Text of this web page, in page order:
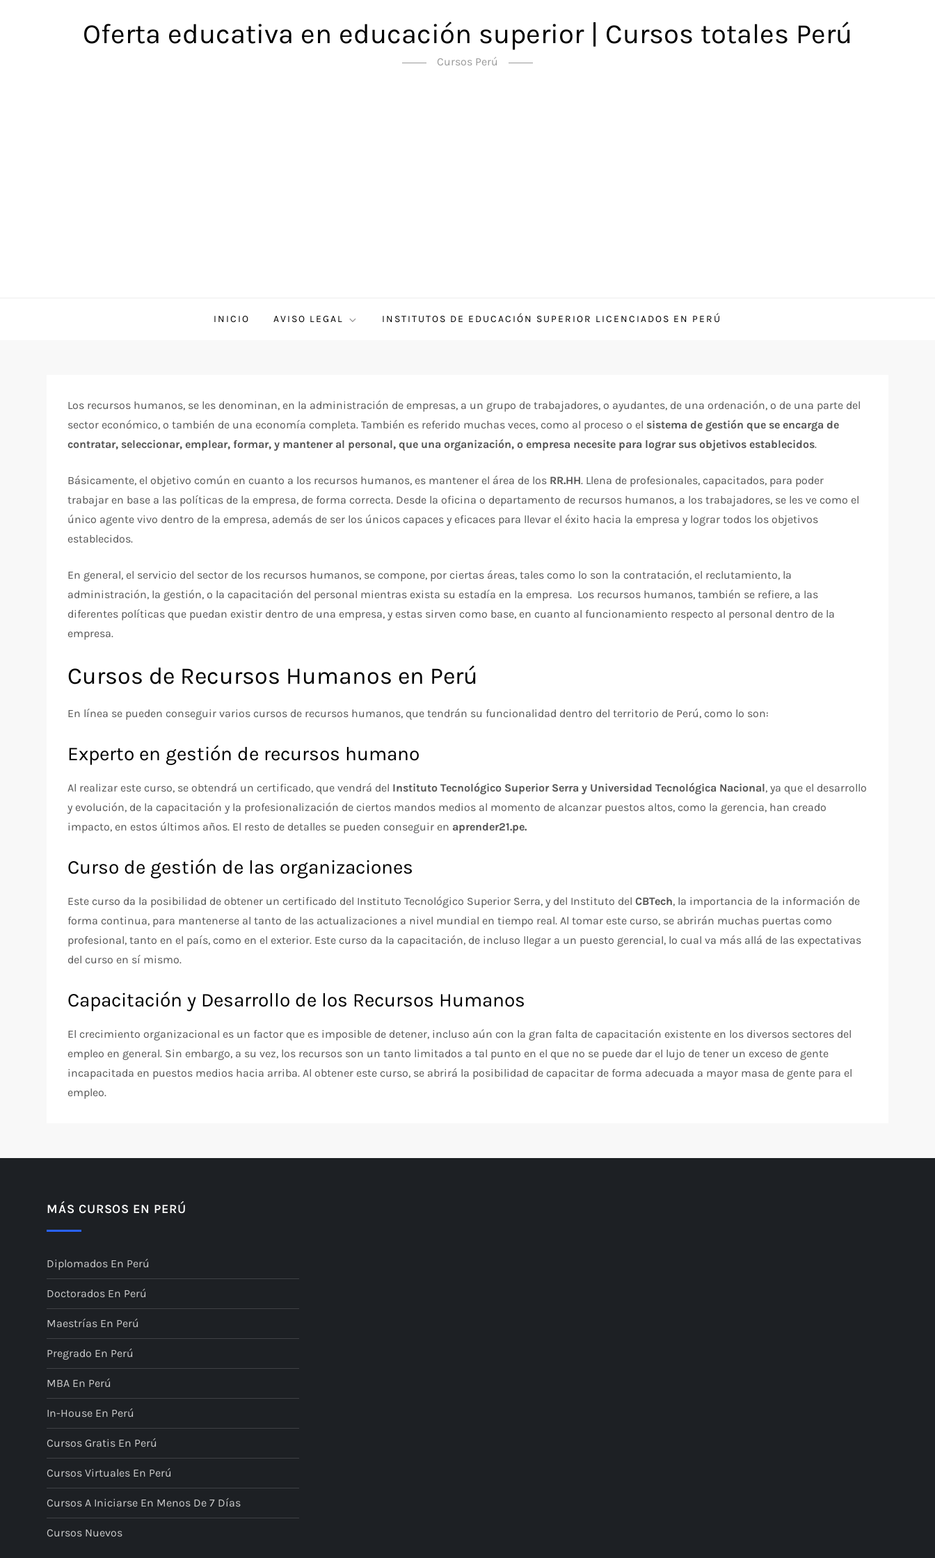
Oferta educativa en educación superior | Cursos totales Perú
Cursos Perú
INICIO AVISO LEGAL INSTITUTOS DE EDUCACIÓN SUPERIOR LICENCIADOS EN PERÚ
Los recursos humanos, se les denominan, en la administración de empresas, a un grupo de trabajadores, o ayudantes, de una ordenación, o de una parte del
sector económico, o también de una economía completa. También es referido muchas veces, como al proceso o el sistema de gestión que se encarga de
contratar, seleccionar, emplear, formar, y mantener al personal, que una organización, o empresa necesite para lograr sus objetivos establecidos.
Básicamente, el objetivo común en cuanto a los recursos humanos, es mantener el área de los RR.HH. Llena de profesionales, capacitados, para poder
trabajar en base a las políticas de la empresa, de forma correcta. Desde la oficina o departamento de recursos humanos, a los trabajadores, se les ve como el
único agente vivo dentro de la empresa, además de ser los únicos capaces y eficaces para llevar el éxito hacia la empresa y lograr todos los objetivos
establecidos.
En general, el servicio del sector de los recursos humanos, se compone, por ciertas áreas, tales como lo son la contratación, el reclutamiento, la
administración, la gestión, o la capacitación del personal mientras exista su estadía en la empresa. Los recursos humanos, también se refiere, a las
diferentes políticas que puedan existir dentro de una empresa, y estas sirven como base, en cuanto al funcionamiento respecto al personal dentro de la
empresa.
Cursos de Recursos Humanos en Perú
En línea se pueden conseguir varios cursos de recursos humanos, que tendrán su funcionalidad dentro del territorio de Perú, como lo son:
Experto en gestión de recursos humano
Al realizar este curso, se obtendrá un certificado, que vendrá del Instituto Tecnológico Superior Serra y Universidad Tecnológica Nacional, ya que el desarrollo
y evolución, de la capacitación y la profesionalización de ciertos mandos medios al momento de alcanzar puestos altos, como la gerencia, han creado
impacto, en estos últimos años. El resto de detalles se pueden conseguir en aprender21.pe.
Curso de gestión de las organizaciones
Este curso da la posibilidad de obtener un certificado del Instituto Tecnológico Superior Serra, y del Instituto delCBTech, la importancia de la información de
forma continua, para mantenerse al tanto de las actualizaciones a nivel mundial en tiempo real. Al tomar este curso, se abrirán muchas puertas como
profesional, tanto en el país, como en el exterior. Este curso da la capacitación, de incluso llegar a un puesto gerencial, lo cual va más allá de las expectativas
del curso en sí mismo.
Capacitación y Desarrollo de los Recursos Humanos
El crecimiento organizacional es un factor que es imposible de detener, incluso aún con la gran falta de capacitación existente en los diversos sectores del
empleo en general. Sin embargo, a su vez, los recursos son un tanto limitados a tal punto en el que no se puede dar el lujo de tener un exceso de gente
incapacitada en puestos medios hacia arriba. Al obtener este curso, se abrirá la posibilidad de capacitar de forma adecuada a mayor masa de gente para el
empleo.
MÁS CURSOS EN PERÚ
Diplomados En Perú
Doctorados En Perú
Maestrías En Perú
Pregrado En Perú
MBA En Perú
In-House En Perú
Cursos Gratis En Perú
Cursos Virtuales En Perú
Cursos A Iniciarse En Menos De 7 Días
Cursos Nuevos